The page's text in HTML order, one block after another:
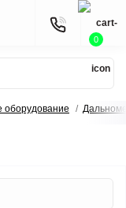
0
оборудование